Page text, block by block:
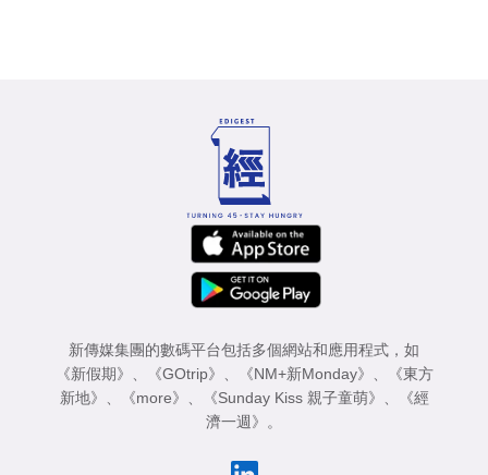
新傳媒集團的數碼平台包括多個網站和應用程式，如
《新假期》
《GOtrip》 《NM+新Monday》
《東方
新地》
《more》 《Sunday Kiss 親子童萌》
《經
濟一週》
。